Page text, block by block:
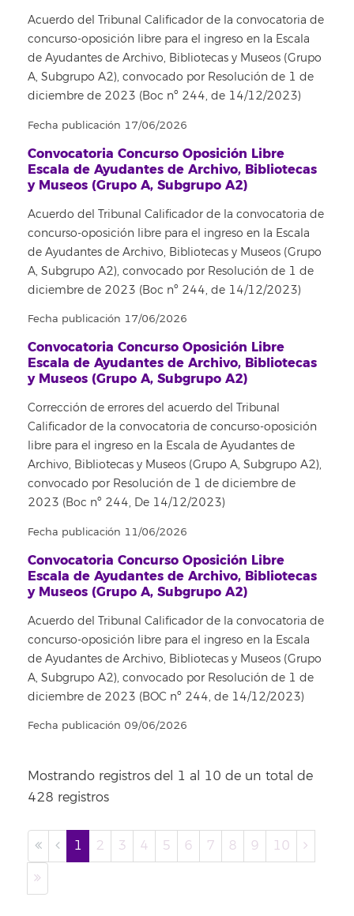
Acuerdo del Tribunal Calificador de la convocatoria de
concurso-oposición libre para el ingreso en la Escala
de Ayudantes de Archivo, Bibliotecas y Museos (Grupo
A, Subgrupo A2), convocado por Resolución de 1 de
diciembre de 2023 (Boc nº 244, de 14/12/2023)
Fecha publicación 17/06/2026
Convocatoria Concurso Oposición Libre
Escala de Ayudantes de Archivo, Bibliotecas
y Museos (Grupo A, Subgrupo A2)
Acuerdo del Tribunal Calificador de la convocatoria de
concurso-oposición libre para el ingreso en la Escala
de Ayudantes de Archivo, Bibliotecas y Museos (Grupo
A, Subgrupo A2), convocado por Resolución de 1 de
diciembre de 2023 (Boc nº 244, de 14/12/2023)
Fecha publicación 17/06/2026
Convocatoria Concurso Oposición Libre
Escala de Ayudantes de Archivo, Bibliotecas
y Museos (Grupo A, Subgrupo A2)
Corrección de errores del acuerdo del Tribunal
Calificador de la convocatoria de concurso-oposición
libre para el ingreso en la Escala de Ayudantes de
Archivo, Bibliotecas y Museos (Grupo A, Subgrupo A2),
convocado por Resolución de 1 de diciembre de
2023 (Boc nº 244, De 14/12/2023)
Fecha publicación 11/06/2026
Convocatoria Concurso Oposición Libre
Escala de Ayudantes de Archivo, Bibliotecas
y Museos (Grupo A, Subgrupo A2)
Acuerdo del Tribunal Calificador de la convocatoria de
concurso-oposición libre para el ingreso en la Escala
de Ayudantes de Archivo, Bibliotecas y Museos (Grupo
A, Subgrupo A2), convocado por Resolución de 1 de
diciembre de 2023 (BOC nº 244, de 14/12/2023)
Fecha publicación 09/06/2026
Mostrando registros del 1 al 10 de un total de
428 registros
1 2 3 4 5 6 7 8 9 10